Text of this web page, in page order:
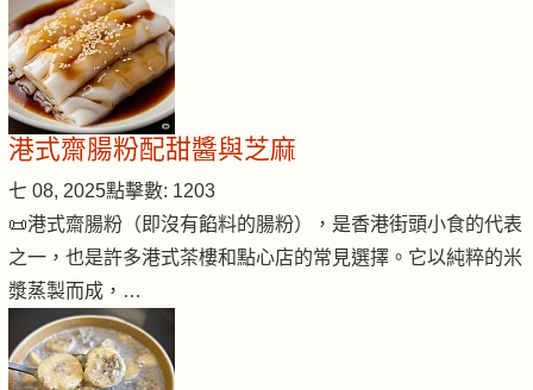
港式齋腸粉配甜醬與芝麻
七 08, 2025點擊數: 1203
📜港式齋腸粉（即沒有餡料的腸粉），是香港街頭小食的代表
之一，也是許多港式茶樓和點心店的常見選擇。它以純粹的米
漿蒸製而成，…